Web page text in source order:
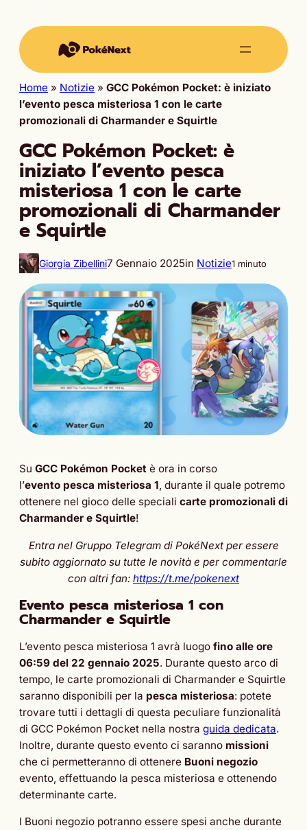
Home » Notizie » GCC Pokémon Pocket: è iniziato
l’evento pesca misteriosa 1 con le carte
promozionali di Charmander e Squirtle
GCC Pokémon Pocket: è
iniziato l’evento pesca
misteriosa 1 con le carte
promozionali di Charmander
e Squirtle
Giorgia Zibellini7 Gennaio 2025in Notizie1 minuto
Su GCC Pokémon Pocket è ora in corso
l’evento pesca misteriosa 1, durante il quale potremo
ottenere nel gioco delle speciali carte promozionali di
Charmander e Squirtle!
Entra nel Gruppo Telegram di PokéNext per essere
subito aggiornato su tutte le novità e per commentarle
con altri fan: https://t.me/pokenext
Evento pesca misteriosa 1 con
Charmander e Squirtle
L’evento pesca misteriosa 1 avrà luogo fino alle ore
06:59 del 22 gennaio 2025. Durante questo arco di
tempo, le carte promozionali di Charmander e Squirtle
saranno disponibili per la pesca misteriosa: potete
trovare tutti i dettagli di questa peculiare funzionalità
di GCC Pokémon Pocket nella nostra guida dedicata.
Inoltre, durante questo evento ci saranno missioni
che ci permetteranno di ottenere Buoni negozio
evento, effettuando la pesca misteriosa e ottenendo
determinante carte.
I Buoni negozio potranno essere spesi anche durante